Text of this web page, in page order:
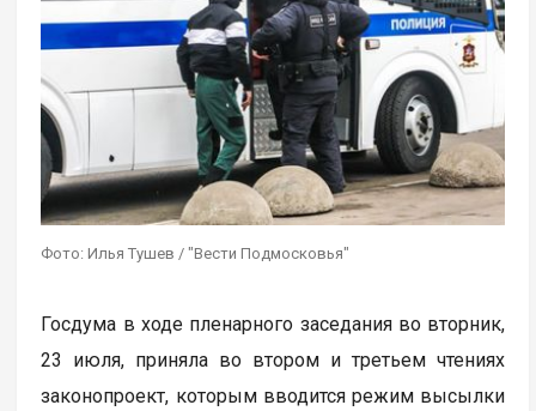
Фото: Илья Тушев / "Вести Подмосковья"
Госдума в ходе пленарного заседания во вторник,
23 июля, приняла во втором и третьем чтениях
законопроект, которым вводится режим высылки